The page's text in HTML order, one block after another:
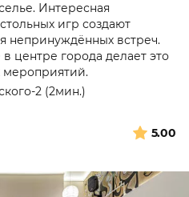
Интересная
игр создают
непринуждённых встреч.
центре города делает это
2 (2мин.)
5.00